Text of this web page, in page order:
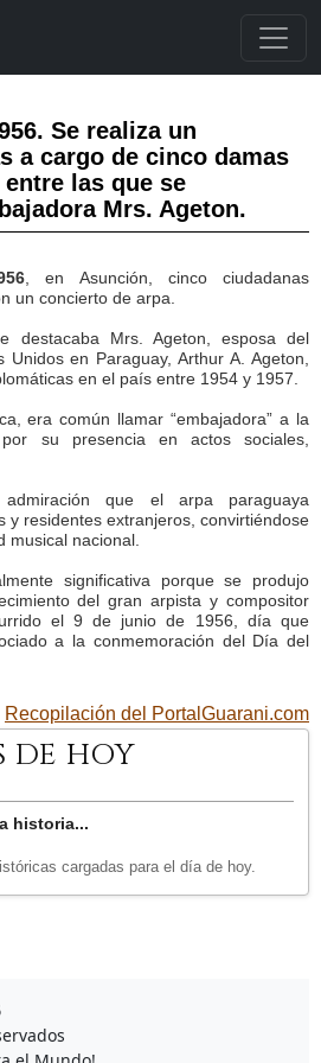
DE HOY
historia...
cargadas para el día de hoy.
Se realiza un
a cargo de cinco damas
las que se
Mrs. Ageton.
, en Asunción, cinco ciudadanas
un concierto de arpa.
destacaba Mrs. Ageton, esposa del
en Paraguay, Arthur A. Ageton,
en el país entre 1954 y 1957.
era común llamar “embajadora” a la
su presencia en actos sociales,
que el arpa paraguaya
y residentes extranjeros, convirtiéndose
musical nacional.
significativa porque se produjo
del gran arpista y compositor
el 9 de junio de 1956, día que
a la conmemoración del Día del
Recopilación del PortalGuarani.com